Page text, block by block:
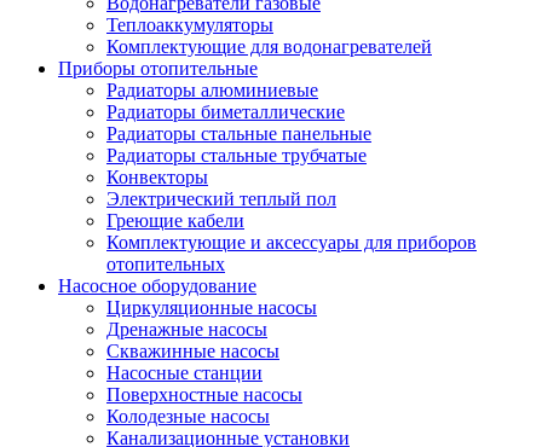
Теплоаккумуляторы
Комплектующие для водонагревателей
Приборы отопительные
Радиаторы алюминиевые
Радиаторы биметаллические
Радиаторы стальные панельные
Радиаторы стальные трубчатые
Конвекторы
Электрический теплый пол
Греющие кабели
Комплектующие и аксессуары для приборов
отопительных
Насосное оборудование
Циркуляционные насосы
Дренажные насосы
Скважинные насосы
Насосные станции
Поверхностные насосы
Колодезные насосы
Канализационные установки